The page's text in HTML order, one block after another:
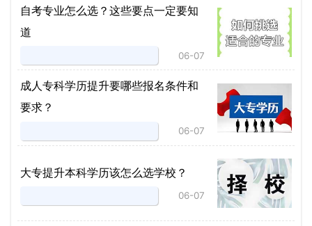
自考专业怎么选？这些要点一定要知
道
06-07
成人专科学历提升要哪些报名条件和
要求？
06-07
大专提升本科学历该怎么选学校？
06-07